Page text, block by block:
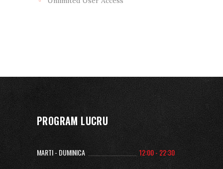
PROGRAM LUCRU
MARTI - DUMINICA 12:00 - 22:30